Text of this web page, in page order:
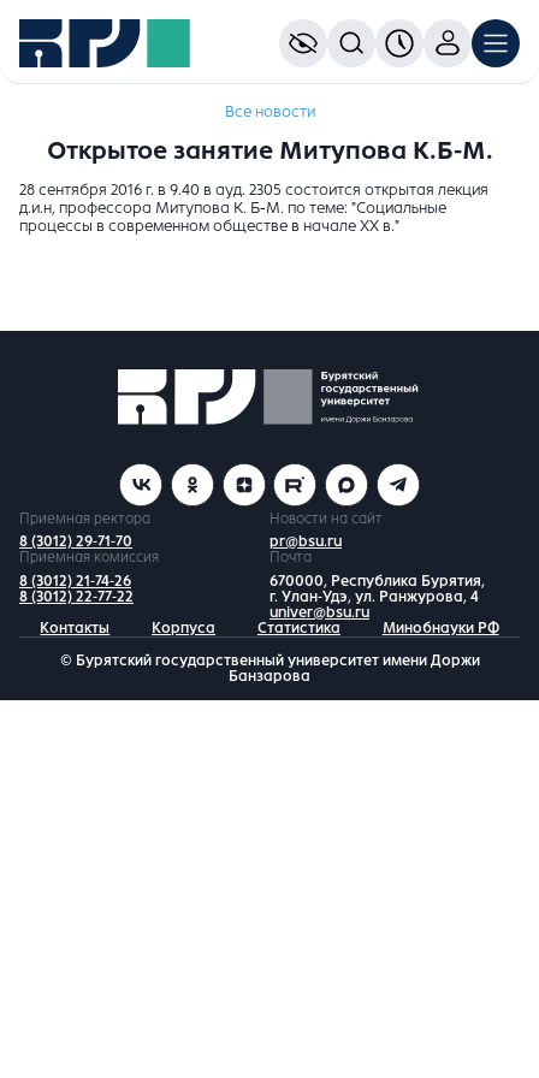
Все новости
Открытое занятие Митупова К.Б-М.
28 сентября 2016 г. в 9.40 в ауд. 2305 состоится открытая лекция
д.и.н, профессора Митупова К. Б-М. по теме: "Социальные
процессы в современном обществе в начале XX в."
Приемная ректора
8 (3012) 29-71-70
Новости на сайт
pr@bsu.ru
Приемная комиссия
8 (3012) 21-74-26
8 (3012) 22-77-22
Почта
670000, Республика Бурятия,
г. Улан-Удэ, ул. Ранжурова, 4
univer@bsu.ru
Контакты
Корпуса Статистика Минобнауки РФ
© Бурятский государственный университет имени Доржи
Банзарова